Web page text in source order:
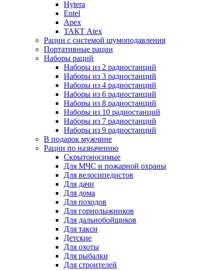
Hytera
Entel
Apex
ТАКТ Atex
Рации с системой шумоподавления
Портативные рации
Наборы раций
Наборы из 2 радиостанций
Наборы из 3 радиостанций
Наборы из 4 радиостанций
Наборы из 6 радиостанций
Наборы из 8 радиостанций
Наборы из 10 радиостанций
Наборы из 7 радиостанций
Наборы из 9 радиостанций
В подарок мужчине
Рации по назначению
Скрытоносимые
Для МЧС и пожарной охраны
Для велосипедистов
Для дачи
Для дома
Для походов
Для горнолыжников
Для дальнобойщиков
Для такси
Детские
Для охоты
Для рыбалки
Для строителей